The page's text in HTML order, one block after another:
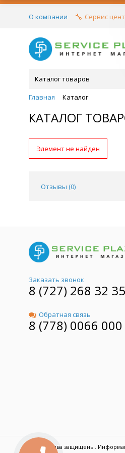
О компании Сервис
Каталог товаров
Главная
Каталог
КАТАЛОГ
Элемент не найден
Отзывы (0)
Заказать звонок
8 (727) 268 32 35
Обратная связь
8 (778) 0066 000
© Все права защищены.